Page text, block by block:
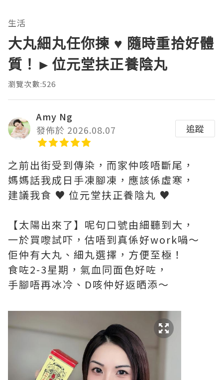
生活
大丸細丸任你揀 ♥ 隨時重拾好體
質！►位元堂扶正養陰丸
瀏覽次數:526
Amy Ng
發佈於 2026.08.07
追蹤
之前出街受到傳染，而家仲咳唔斷尾，
媽媽話我成日手凍腳凍，應該係虛寒，
建議我食 ♥ 位元堂扶正養陰丸 ♥
【太陽出來了】呢句口號由細聽到大，
一於買嚟試吓，估唔到真係好work喎～
佢仲有大丸、細丸選擇，方便至極！
食咗2-3星期，氣血同面色好咗，
手腳唔再冰冷、D咳仲好返晒添～